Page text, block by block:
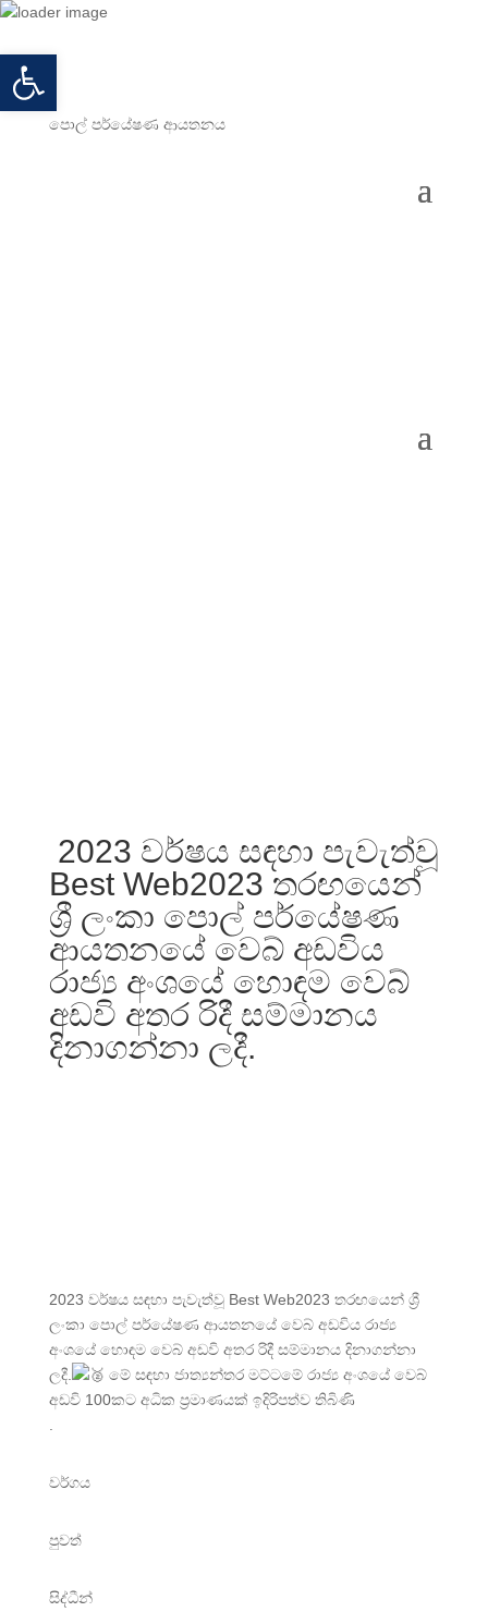
පොල් පර්යේෂණ ආයතනය
2023 වර්ෂය සඳහා පැවැත්වූ
Best Web2023 තරඟයෙන්
ශ්‍රී ලංකා පොල් පර්යේෂණ
ආයතනයේ වෙබ් අඩවිය
රාජ්‍ය අංශයේ හොඳම වෙබ්
අඩවි අතර රිදී සම්මානය
දිනාගන්නා ලදී.
2023 වර්ෂය සඳහා පැවැත්වූ Best Web2023 තරඟයෙන් ශ්‍රී
ලංකා පොල් පර්යේෂණ ආයතනයේ වෙබ් අඩවිය රාජ්‍ය
අංශයේ හොඳම වෙබ් අඩවි අතර රිදී සම්මානය දිනාගන්නා
ලදී.
මේ සඳහා ජාත්‍යන්තර මට්ටමේ රාජ්‍ය අංශයේ වෙබ්
අඩවි 100කට අධික ප්‍රමාණයක් ඉදිරිපත්ව තිබිණි
වර්ගය
පුවත්
සිද්ධීන්
Open toolbar